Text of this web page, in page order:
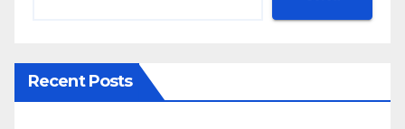
Recent Posts